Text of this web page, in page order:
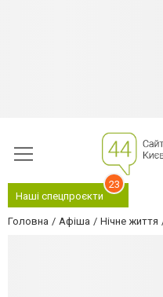
Наші спецпроєкти
23
Головна Афіша Нічне життя